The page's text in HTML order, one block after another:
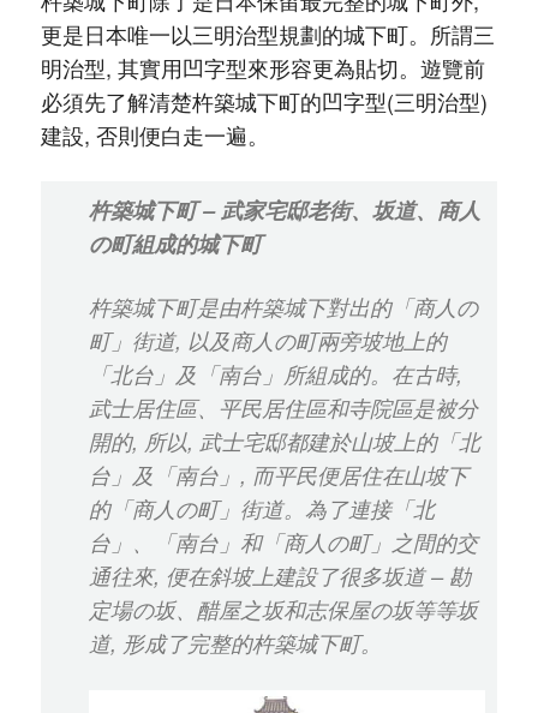
更是日本唯一以三明治型規劃的城下町。所謂三
明治型, 其實用凹字型來形容更為貼切。遊覽前
必須先了解清楚杵築城下町的凹字型(三明治型)
建設, 否則便白走一遍。
杵築城下町 – 武家宅邸老街、坂道、商人
の町組成的城下町
杵築城下町是由杵築城下對出的「商人の
町」街道, 以及商人の町兩旁坡地上的
「北台」及「南台」所組成的。在古時,
武士居住區、平民居住區和寺院區是被分
開的, 所以, 武士宅邸都建於山坡上的「北
台」及「南台」, 而平民便居住在山坡下
的「商人の町」街道。為了連接「北
台」、「南台」和「商人の町」之間的交
通往來, 便在斜坡上建設了很多坂道 – 勘
定場の坂、醋屋之坂和志保屋の坂等等坂
道, 形成了完整的杵築城下町。